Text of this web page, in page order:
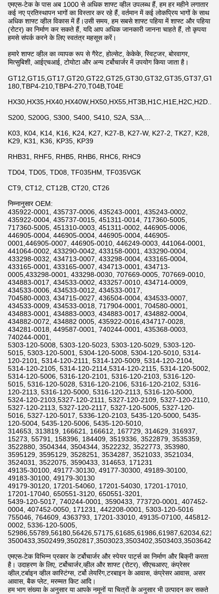
एमएस-टेक के पास अब 1000 से अधिक शाफ्ट व्हील उपलब्ध हैं, हम हर महीने लगातार
कई नए प्रतिस्थापन भागों का विस्तार कर रहे हैं, वर्तमान में कई लोकप्रिय भागों के साथ
अधिक शाफ्ट व्हील विकास में हैं।उसी समय, हम सबसे शाफ्ट पहिया में शाफ्ट और पहिया
(रोटर) का निर्माण कर सकते हैं, यदि आप अधिक जानकारी जानना चाहते हैं, तो कृपया
हमसे संपर्क करने के लिए स्वतंत्र महसूस करें।
हमारे शाफ्ट व्हील का व्यापक रूप से गैरेट, होल्सेट, केकेके, स्विट्जर, बोरवागर,
मित्सुबिशी, आईएचआई, टोयोटा और अन्य टर्बोचार्जर में उपयोग किया जाता है।
180,TBP4-210,TBP4-270,T04B,T04E
HX30,HX35,HX40,HX40W,HX50,HX55,HT3B,H1C,H1E,H2C,H2D...
S200, S200G, S300, S400, S410, S2A, S3A,...
K03, K04, K14, K16, K24, K27, K27-B, K27-W, K27-2, TK27, K28,
K29, K31, K36, KP35, KP39
RHB31, RHF5, RHB5, RHB6, RHC6, RHC9
TD04, TD05, TD08, TF035HM, TF035VGK
CT9, CT12, CT12B, CT20, CT26
निम्नानुसार OEM:
435922-0001, 435737-0006, 435243-0001, 435243-0002,
435922-0004, 435737-0015, 451311-0014, 717360-5005,
717360-5005, 451310-0003, 451311-0002, 446905-0006,
446905-0004, 446905-0004, 446905-0004, 446905-
0001,446905-0007, 446905-0010, 446249-0003, 441064-0001,
441064-0002, 433290-0042, 433158-0001, 433290-0004,
433298-0032, 434713-0007, 433298-0004, 433165-0004,
433165-0001, 433165-0007, 434713-0001, 434713-
0005,433298-0001, 433298-0030, 707669-0005, 707669-0010,
434883-0017, 434533-0002, 433257-0010, 434714-0009,
434533-0006, 434533-0012, 434533-0017,
704580-0003, 434715-0027, 436504-0004, 434533-0007,
434533-0009, 434533-0018, 717904-0001, 704580-0001,
434883-0001, 434883-0003, 434883-0017, 434882-0004,
434882-0072, 434882 0005, 435922-0016,434717-0028,
434281-0018, 449587-0001, 740244-0001, 435368-0003,
740244-0001,
5303-120-5008, 5303-120-5023, 5303-120-5029, 5303-120-
5015, 5303-120-5001, 5304-120-5008, 5304-120-5010, 5314-
120-2101, 5314-120-2111, 5314-120-5009, 5314-120-2104,
5314-120-2105, 5314-120-2114,5314-120-2115, 5314-120-5002,
5314-120-5006, 5316-120-2101, 5316-120-2103, 5316-120-
5015, 5316-120-5028, 5316-120-2106, 5316-120-2102, 5316-
120-2113, 5316-120-5000, 5316-120-2113, 5316-120-5000,
5324-120-2103,5327-120-2111, 5327-120-2109, 5327-120-2110,
5327-120-2113, 5327-120-2117, 5327-120-5005, 5327-120-
5016, 5327-120-5017, 5336-120-2103, 5435-120-5000, 5435-
120-5004, 5435-120-5006, 5435-120-5010,
314653, 313819, 166621, 166612, 167729, 314629, 316937,
15273, 55791, 158396, 184409, 3519336, 3522879, 3535359,
3522880, 3504344, 3504344, 3522232, 3522773, 353980,
3595129, 3595129, 3528251, 3534287, 3521033, 3521034,
3524031, 3522075, 3590433, 314653, 171231
49135-30100, 49177-30130, 49177-30300, 49189-30100,
49183-30100, 49179-30130
49179-30120, 17201-54060, 17201-54030, 17201-17010,
17201-17040, 650551-3120, 650551-3201,
5439-120-5017, 740244-0001, 3590433, 773720-0001, 407452-
0004, 407452-0050, 171231, 442208-0001, 5303-120-5016
755046, 764609, 4363793, 17201-33010, 49135-07100, 445812-
0002, 5336-120-5005,
एमएस-टेक विभिन्न प्रकार के टर्बोचार्जर और स्पेयर पार्ट्स का निर्माण और बिक्री करता
है। उदाहरण के लिए, टर्बोचार्जर,व्हील और शाफ्ट (रोटर), सीएचआरए, कंप्रेसर
व्हील,टर्बाइन व्हील कास्टिंग्स, टर्बो लेयरिंग,टरबाइन के आवास, कंप्रेसर आवास, असर
आवास, बैक प्लेट, मरम्मत किट आदि।
हम भाग संख्या के अनुसार या आपके नमूनों या चित्रों के अनुसार भी उत्पादन कर सकते